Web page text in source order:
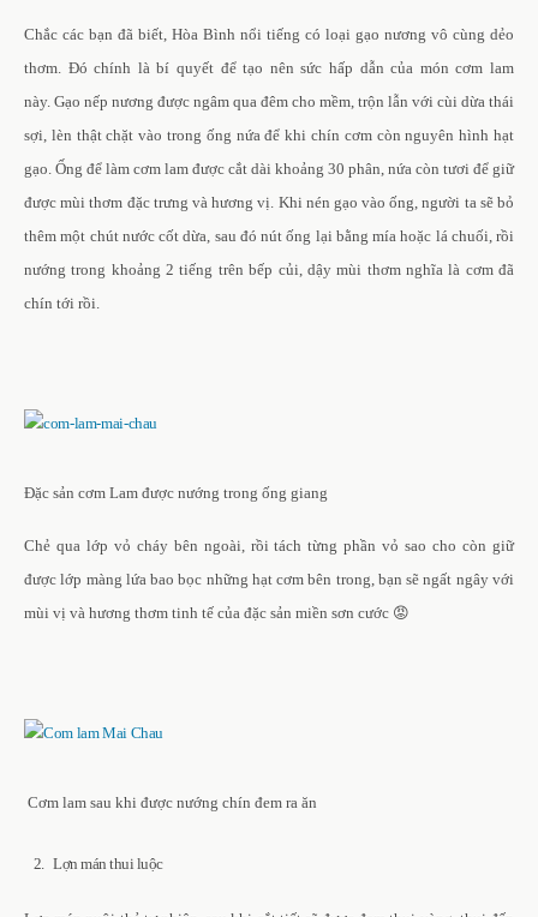
Chắc các bạn đã biết, Hòa Bình nổi tiếng có loại gạo nương vô cùng dẻo
thơm. Đó chính là bí quyết để tạo nên sức hấp dẫn của món cơm lam
này. Gạo nếp nương được ngâm qua đêm cho mềm, trộn lẫn với cùi dừa thái
sợi, lèn thật chặt vào trong ống nứa để khi chín cơm còn nguyên hình hạt
gạo. Ống để làm cơm lam được cắt dài khoảng 30 phân, nứa còn tươi để giữ
được mùi thơm đặc trưng và hương vị. Khi nén gạo vào ống, người ta sẽ bỏ
thêm một chút nước cốt dừa, sau đó nút ống lại bằng mía hoặc lá chuối, rồi
nướng trong khoảng 2 tiếng trên bếp củi, dậy mùi thơm nghĩa là cơm đã
chín tới rồi.
Đặc sản cơm Lam được nướng trong ống giang
Chẻ qua lớp vỏ cháy bên ngoài, rồi tách từng phần vỏ sao cho còn giữ
được lớp màng lứa bao bọc những hạt cơm bên trong, bạn sẽ ngất ngây với
mùi vị và hương thơm tinh tế của đặc sản miền sơn cước 😡
Cơm lam sau khi được nướng chín đem ra ăn
2. Lợn mán thui luộc